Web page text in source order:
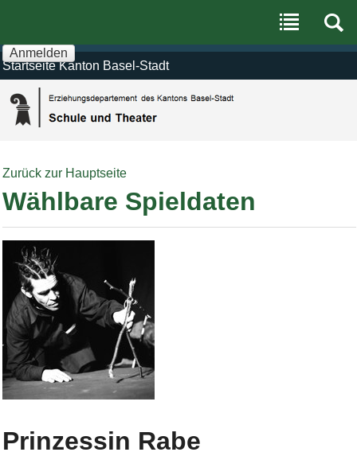
Startseite Kanton Basel-Stadt
Anmelden
|
Direkt
zur
Navigation
Zurück zur Hauptseite
Wählbare Spieldaten
Prinzessin Rabe